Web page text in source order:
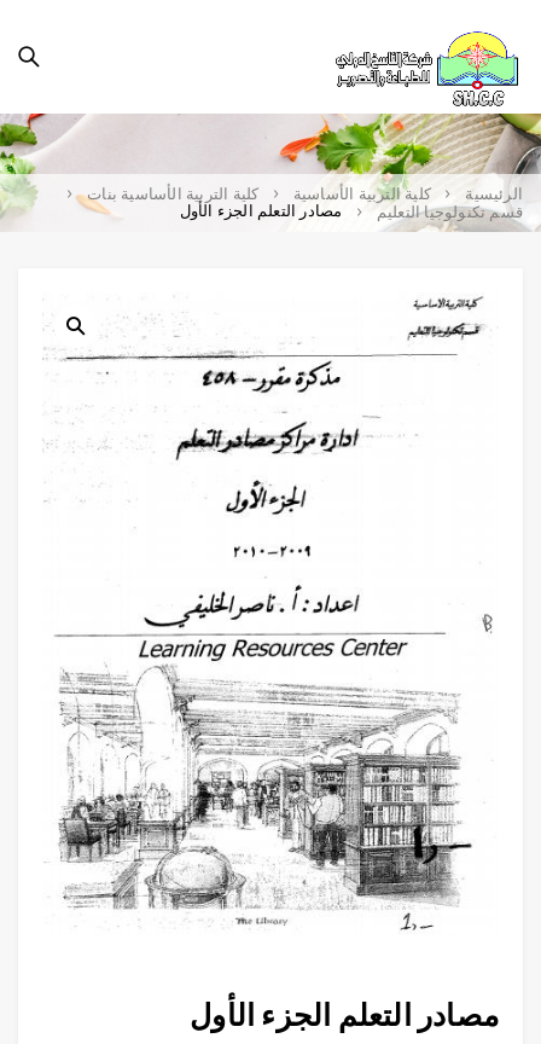
الرئيسية كلية التربية الأساسية
كلية التربية الأساسية بنات
قسم تكنولوجيا التعليم
مصادر التعلم الجزء الأول
مصادر التعلم الجزء الأول